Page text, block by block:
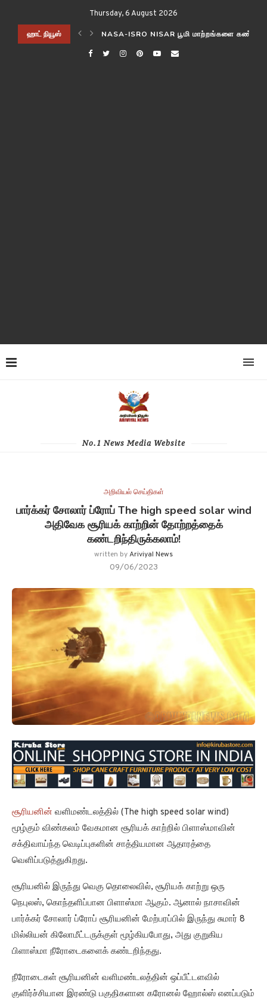
Thursday, 6 August 2026
ஹாட் நியூஸ்
விஞ்ஞானிகள்! NASA-ISRO NISAR பூமி மாற்றங்களை
No.1 News Media Website
அறிவியல் செய்திகள்
பார்க்கர் சோலார் ப்ரோப் The high speed solar wind
அதிவேக சூரியக் காற்றின் தோற்றத்தைக்
கண்டறிந்திருக்கலாம்!
written byAriviyal News
09/06/2023
சூரியனின் வளிமண்டலத்தில் (The high speed solar wind)
மூழ்கும் விண்கலம் வேகமான சூரியக் காற்றில் பிளாஸ்மாவின்
சக்திவாய்ந்த வெடிப்புகளின் சாத்தியமான ஆதாரத்தை
வெளிப்படுத்துகிறது.
சூரியனில் இருந்து வெகு தொலைவில், சூரியக் காற்று ஒரு
நெபுலஸ், கொந்தளிப்பான பிளாஸ்மா ஆகும். ஆனால் நாசாவின்
பார்க்கர் சோலார் ப்ரோப் சூரியனின் மேற்பரப்பில் இருந்து சுமார் 8
மில்லியன் கிலோமீட்டருக்குள் மூழ்கியபோது, அது குறுகிய
பிளாஸ்மா நீரோடைகளைக் கண்டறிந்தது.
நீரோடைகள் சூரியனின் வளிமண்டலத்தின் ஒப்பீட்டளவில்
குளிர்ச்சியான இரண்டு பகுதிகளான கரோனல் ஹோல்ஸ் எனப்படும்